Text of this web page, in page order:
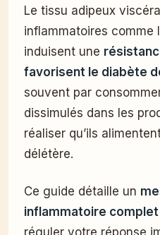
Le tissu adipeux viscéral libère des médiateurs
inflammatoires comme
induisent une
favorisent le diabète
souvent par
dissimulés dans les
réaliser qu’ils
délétère.
Ce guide détaille un
inflammatoire complet